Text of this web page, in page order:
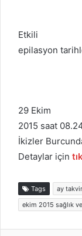
Etkili
epilasyon
29 Ekim
2015 saat
İkizler
Detaylar için
Tags ay
ekim 2015 sağlık